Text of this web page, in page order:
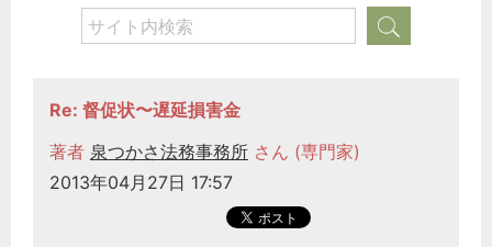
Re: 督促状〜遅延損害金
著者 泉つかさ法務事務所 さん (専門家)
2013年04月27日 17:57